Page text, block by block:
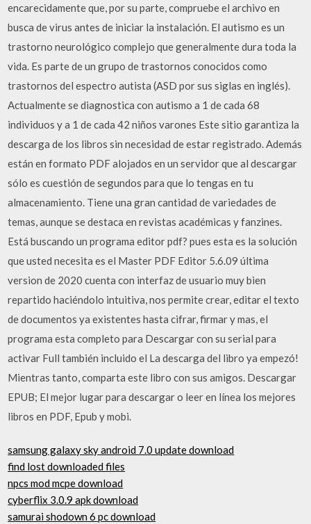
encarecidamente que, por su parte, compruebe el archivo en
busca de virus antes de iniciar la instalación. El autismo es un
trastorno neurológico complejo que generalmente dura toda la
vida. Es parte de un grupo de trastornos conocidos como
trastornos del espectro autista (ASD por sus siglas en inglés).
Actualmente se diagnostica con autismo a 1 de cada 68
individuos y a 1 de cada 42 niños varones Este sitio garantiza la
descarga de los libros sin necesidad de estar registrado. Además
están en formato PDF alojados en un servidor que al descargar
sólo es cuestión de segundos para que lo tengas en tu
almacenamiento. Tiene una gran cantidad de variedades de
temas, aunque se destaca en revistas académicas y fanzines.
Está buscando un programa editor pdf? pues esta es la solución
que usted necesita es el Master PDF Editor 5.6.09 última
version de 2020 cuenta con interfaz de usuario muy bien
repartido haciéndolo intuitiva, nos permite crear, editar el texto
de documentos ya existentes hasta cifrar, firmar y mas, el
programa esta completo para Descargar con su serial para
activar Full también incluido el La descarga del libro ya empezó!
Mientras tanto, comparta este libro con sus amigos. Descargar
EPUB; El mejor lugar para descargar o leer en línea los mejores
libros en PDF, Epub y mobi.
samsung galaxy sky android 7.0 update download
find lost downloaded files
npcs mod mcpe download
cyberflix 3.0.9 apk download
samurai shodown 6 pc download